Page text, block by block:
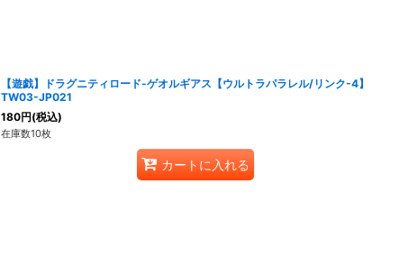
【遊戯】ドラグニティロード-ゲオルギアス【ウルトラパラレル/リンク-4】
TW03-JP021
180円(税込)
在庫数10枚
カートに入れる